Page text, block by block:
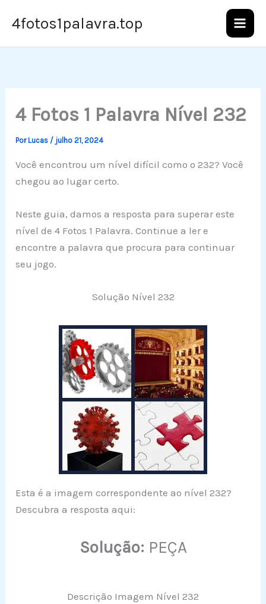
para4fotos1palavra.top
4 Fotos 1 Palavra Nível 232
PorLucas / julho 21, 2024
Você encontrou um nível difícil como o 232? Você
chegou ao lugar certo.
Neste guia, damos a resposta para superar este
nível de 4 Fotos 1 Palavra. Continue a ler e
encontre a palavra que procura para continuar
seu jogo.
Solução Nível 232
Esta é a imagem correspondente ao nível 232?
Descubra a resposta aqui:
Solução: PEÇA
Descrição Imagem Nível 232